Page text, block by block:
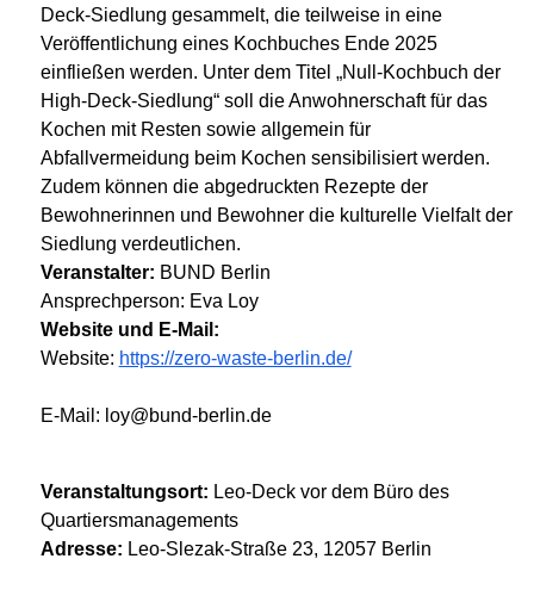
Deck-Siedlung gesammelt, die teilweise in eine
Veröffentlichung eines Kochbuches Ende 2025
einfließen werden. Unter dem Titel „Null-Kochbuch der
High-Deck-Siedlung“ soll die Anwohnerschaft für das
Kochen mit Resten sowie allgemein für
Abfallvermeidung beim Kochen sensibilisiert werden.
Zudem können die abgedruckten Rezepte der
Bewohnerinnen und Bewohner die kulturelle Vielfalt der
Siedlung verdeutlichen.
Veranstalter: BUND Berlin
Ansprechperson: Eva Loy
Website und E-Mail:
Website: https://zero-waste-berlin.de/
E-Mail: loy@bund-berlin.de
Veranstaltungsort: Leo-Deck vor dem Büro des
Quartiersmanagements
Adresse: Leo-Slezak-Straße 23, 12057 Berlin